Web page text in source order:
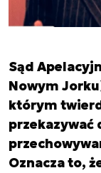
Sąd
Nowym
którym
przekazywać
Oznacza to,